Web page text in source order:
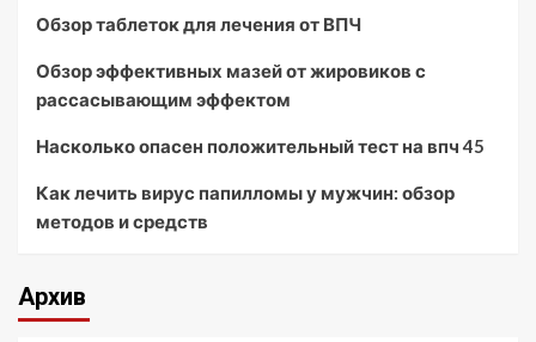
Обзор таблеток для лечения от ВПЧ
Обзор эффективных мазей от жировиков с
рассасывающим эффектом
Насколько опасен положительный тест на впч 45
Как лечить вирус папилломы у мужчин: обзор
методов и средств
Архив